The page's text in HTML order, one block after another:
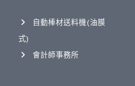
自動棒材送料機(油膜
式)
會計師事務所